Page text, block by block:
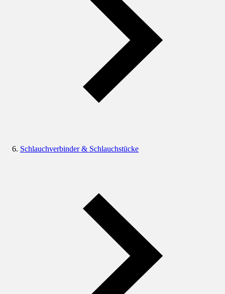
Schlauchverbinder & Schlauchstücke